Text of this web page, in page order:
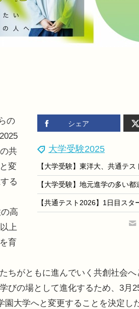
シェア
大学受験2025
の
共
変
る
高
上
育
がともに進んでいく共創社会へ
びの場として進化するため、3月
大学へと変更することを決定し